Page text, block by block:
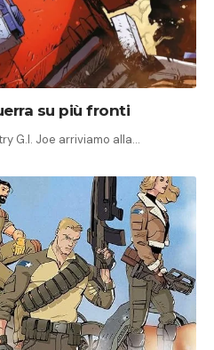
su più fronti
G.I. Joe arriviamo alla…